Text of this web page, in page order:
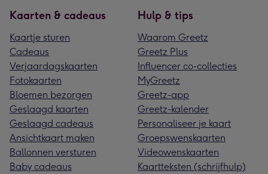
Kaarten & cadeaus
Kaartje sturen
Cadeaus
Verjaardagskaarten
Fotokaarten
Bloemen bezorgen
Geslaagd kaarten
Geslaagd cadeaus
Ansichtkaart maken
Ballonnen versturen
Baby cadeaus
Hulp & tips
Waarom Greetz
Greetz Plus
Influencer co-collecties
MyGreetz
Greetz-app
Greetz-kalender
Personaliseer je kaart
Groepswenskaarten
Videowenskaarten
Kaartteksten (schrijfhulp)